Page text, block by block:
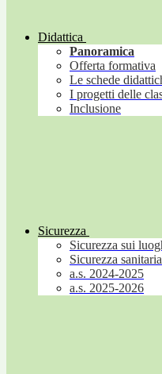
Didattica
Panoramica
Offerta formativa
Le schede
I progetti delle
Inclusione
Sicurezza
Sicurezza sui
Sicurezza sanitaria
a.s. 2024-2025
a.s. 2025-2026